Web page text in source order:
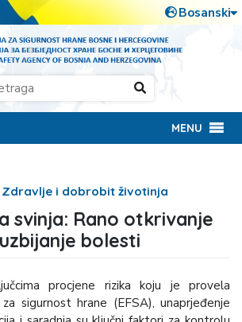
MENU
Zdravlje i dobrobit životinja
svinja: Rano otkrivanje
bolesti
procjene rizika koju je provela
sigurnost hrane (EFSA), unaprjeđenje